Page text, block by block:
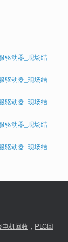
驱动器_现场结
驱动器_现场结
驱动器_现场结
驱动器_现场结
驱动器_现场结
电机回收 ， PLC回